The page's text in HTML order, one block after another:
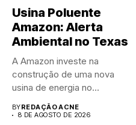
Usina Poluente
Amazon: Alerta
Ambiental no Texas
A Amazon investe na
construção de uma nova
usina de energia no...
BYREDAÇÃO ACNE
8 DE AGOSTO DE 2026